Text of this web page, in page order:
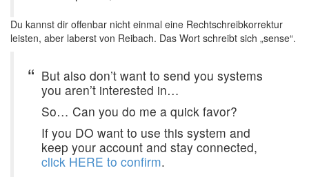
Du kannst dir offenbar nicht einmal eine Rechtschreibkorrektur
leisten, aber laberst von Reibach. Das Wort schreibt sich „sense“.
But also don’t want to send you systems
you aren’t interested in…
So… Can you do me a quick favor?
If you DO want to use this system and
keep your account and stay connected,
click HERE to confirm.